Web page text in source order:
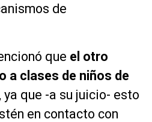
de
que el otro
a clases de niños de
, ya que -a su juicio- esto
en contacto con